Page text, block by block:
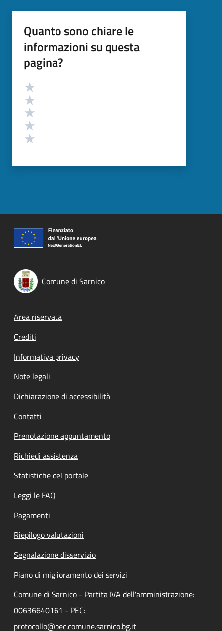
Quanto sono chiare le
informazioni su questa
pagina?
Valutazione
Comune di Sarnico
Footer menu
Area riservata
Crediti
Informativa privacy
Note legali
Dichiarazione di accessibilità
Contatti
Prenotazione appuntamento
Richiedi assistenza
Statistiche del portale
Leggi le FAQ
Pagamenti
Riepilogo valutazioni
Segnalazione disservizio
Piano di miglioramento dei servizi
Comune di Sarnico - Partita IVA dell'amministrazione:
00636640161 - PEC:
protocollo@pec.comune.sarnico.bg.it